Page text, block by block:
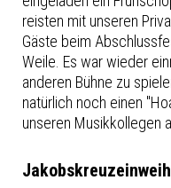
reisten mit unseren
Gäste beim
Weile. Es war wieder
anderen Bühne zu
natürlich noch einen
unseren Musikkollegen